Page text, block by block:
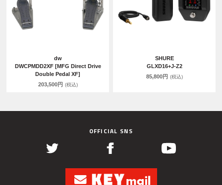
dw
DWCPMDD2XF [MFG Direct Drive
Double Pedal XF]
203,500円 (税込)
SHURE
GLXD16+J-Z2
85,800円 (税込)
OFFICIAL SNS